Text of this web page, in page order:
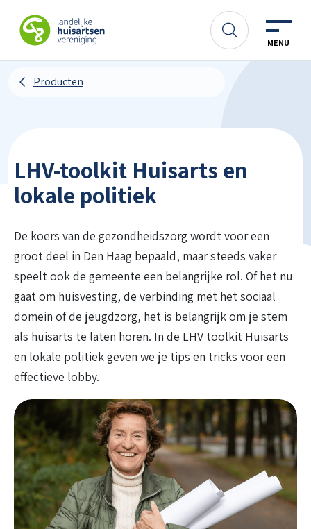
LHV
MENU
Zoeken
Producten
LHV-toolkit Huisarts en
lokale politiek
De koers van de gezondheidszorg wordt voor een
groot deel in Den Haag bepaald, maar steeds vaker
speelt ook de gemeente een belangrijke rol. Of het nu
gaat om huisvesting, de verbinding met het sociaal
domein of de jeugdzorg, het is belangrijk om je stem
als huisarts te laten horen. In de LHV toolkit Huisarts
en lokale politiek geven we je tips en tricks voor een
effectieve lobby.